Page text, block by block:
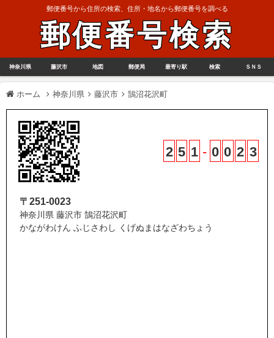
郵便番号から住所の検索、住所・地名から郵便番号を調べる
郵便番号検索
神奈川県 藤沢市 地図 郵便局 最寄り駅 検索 ＳＮＳ
ホーム 神奈川県 藤沢市 鵠沼花沢町
2 5 1 - 0 0 2 3
〒251-0023
神奈川県 藤沢市 鵠沼花沢町
かながわけん ふじさわし くげぬまはなざわちょう